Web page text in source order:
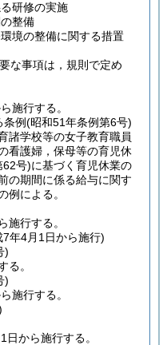
研修の実施
整備
境の整備に関する措置
な事項は，規則で定め
施行する。
例(昭和51年条例第6号)
諸学校等の女子教育職員
看護婦，保母等の育児休
62号)に基づく育児休業の
の期間に係る給与に関す
例による。
施行する。
年4月1日から施行)
)
る。
)
施行する。
から施行する。